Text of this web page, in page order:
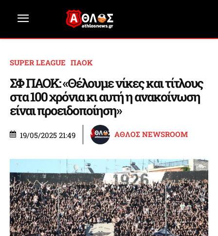
SUPER LEAGUE ΠΑΟΚ
ΣΦ ΠΑΟΚ: «Θέλουμε νίκες και τίτλους
στα 100 χρόνια κι αυτή η ανακοίνωση
είναι προειδοποίηση»
19/05/2025 21:49 ΑΘΛΟΣ NEWSROOM